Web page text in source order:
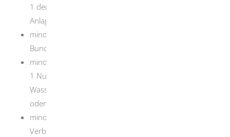
1 der Verordnung über genehmigungsbedürftige
Anlagen mit dem Buchstabe E gekennzeichnet ist,
mindestens ein Betriebsbereich nach § 3 Absatz 5a
Bundes-Immissionsschutzgesetz (Störfallbetrieb),
mindestens eine Anlage, die nach § 60 Absatz 3 Satz
1 Nummer 2 oder Nummer 3 des
Wasserhaushaltsgesetzes genehmigungsbedürftig ist
oder
mindestens eine Deponie nach Artikel 10 in
Verbindung mit Anhang I der Richtlinie 2010/75/EU